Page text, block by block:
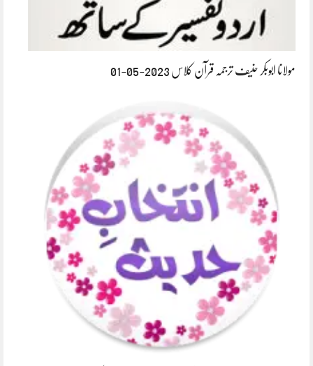
مولانا ابوبکر حنیف ترجمہ قرآن کلاس 2023-05-01